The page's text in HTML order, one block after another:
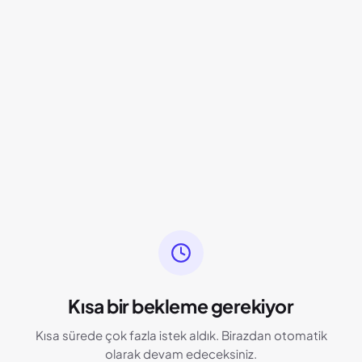
Kısa bir bekleme gerekiyor
Kısa sürede çok fazla istek aldık. Birazdan otomatik
olarak devam edeceksiniz.